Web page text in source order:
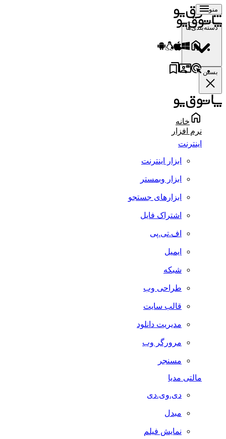
منو
دسته‌بندی‌ها
بستن
خانه
نرم افزار
اینترنت
ابزار اینترنت
ابزار وبمستر
ابزارهای جستجو
اشتراک فایل
اف.تی.پی
ایمیل
شبکه
طراحی وب
قالب سایت
مدیریت دانلود
مرورگر وب
مسنجر
مالتی مدیا
دی.وی.دی
مبدل
نمایش فیلم